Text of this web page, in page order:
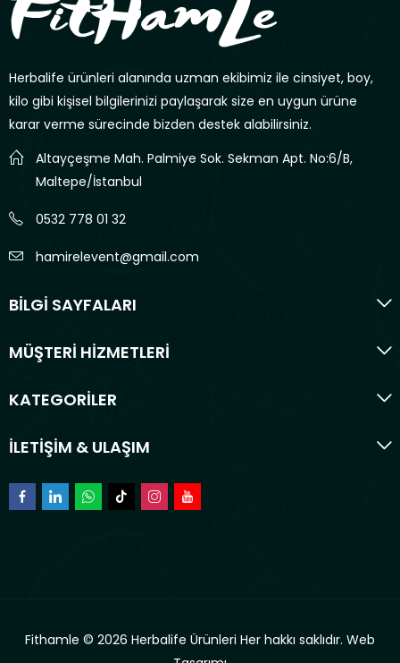
Herbalife ürünleri alanında uzman ekibimiz ile cinsiyet, boy,
kilo gibi kişisel bilgilerinizi paylaşarak size en uygun ürüne
karar verme sürecinde bizden destek alabilirsiniz.
Altayçeşme Mah. Palmiye Sok. Sekman Apt. No:6/B,
Maltepe/İstanbul
0532 778 01 32
hamirelevent@gmail.com
BİLGİ SAYFALARI
MÜŞTERİ HİZMETLERİ
KATEGORİLER
İLETİŞİM & ULAŞIM
Fithamle © 2026 Herbalife Ürünleri Her hakkı saklıdır. Web